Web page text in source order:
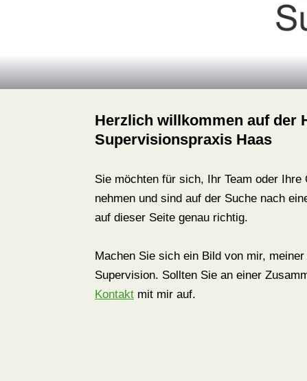
Herzlich willkommen auf der
Supervisionspraxis Haas
Sie möchten für sich, Ihr Team oder
nehmen und sind auf der Suche nach
auf dieser Seite genau richtig.
Machen Sie sich ein Bild von mir,
Supervision. Sollten Sie an einer
Kontakt mit mir auf.